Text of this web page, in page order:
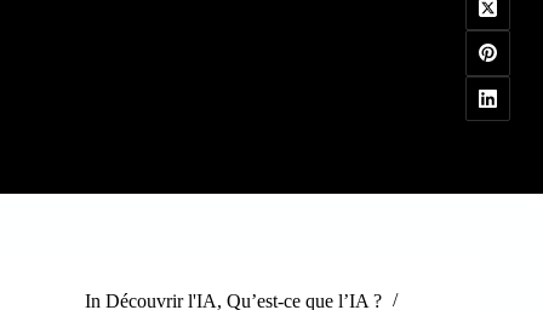
In Découvrir l'IA,Qu’est-ce que l’IA ?